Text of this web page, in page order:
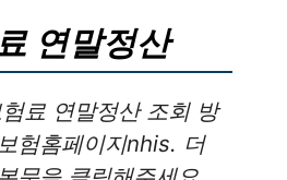
연말정산
료 연말정산 조회 방
험홈페이지nhis. 더